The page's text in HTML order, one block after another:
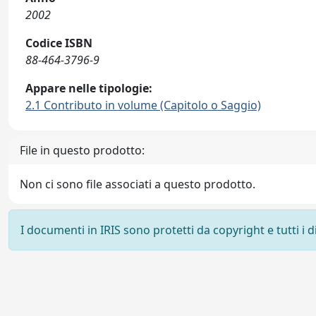
2002
Codice ISBN
88-464-3796-9
Appare nelle tipologie:
2.1 Contributo in volume (Capitolo o Saggio)
File in questo prodotto:
Non ci sono file associati a questo prodotto.
I documenti in IRIS sono protetti da copyright e tutti i